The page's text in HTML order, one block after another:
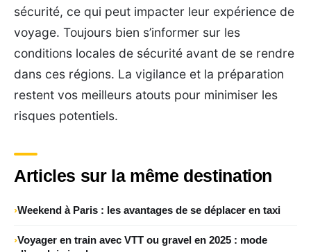
sécurité, ce qui peut impacter leur expérience de
voyage. Toujours bien s’informer sur les
conditions locales de sécurité avant de se rendre
dans ces régions. La vigilance et la préparation
restent vos meilleurs atouts pour minimiser les
risques potentiels.
Articles sur la même destination
Weekend à Paris : les avantages de se déplacer en taxi
Voyager en train avec VTT ou gravel en 2025 : mode